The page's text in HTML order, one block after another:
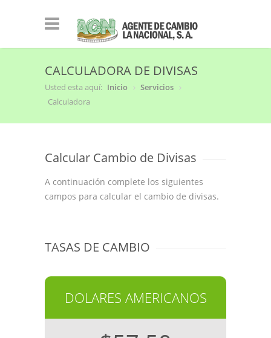
CALCULADORA DE DIVISAS
Usted esta aquí: Inicio
Servicios
Calculadora
Calcular Cambio de Divisas
A continuación complete los siguientes
campos para calcular el cambio de divisas.
TASAS DE CAMBIO
DOLARES AMERICANOS